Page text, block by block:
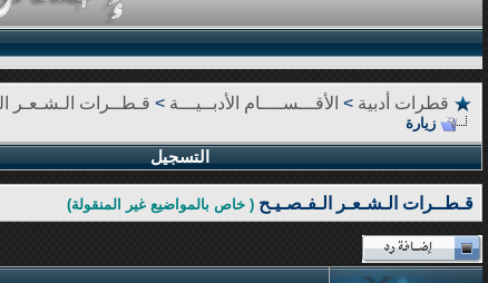
قطرات أدبية > الأقـــســــام الأدبــيـــة > قـطــرات الـشـعـر
زيارة
التسجيل
قـطــرات الـشـعـر الـفـصـيـح ( خاص بالمواضيع غير المنقولة)